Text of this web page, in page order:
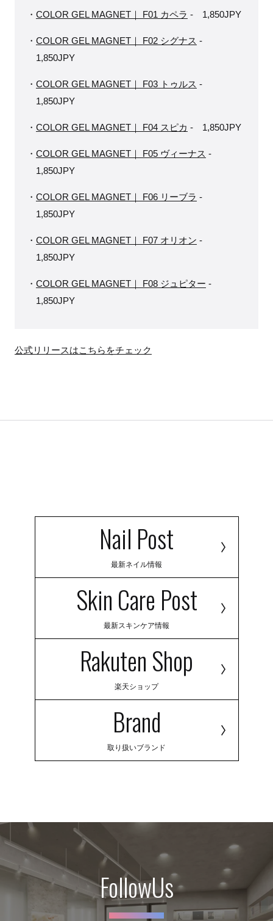
COLOR GEL MAGNET｜ F01 カペラ - 1,850JPY
COLOR GEL MAGNET｜ F02 シグナス -
1,850JPY
COLOR GEL MAGNET｜ F03 トゥルス -
1,850JPY
COLOR GEL MAGNET｜ F04 スピカ - 1,850JPY
COLOR GEL MAGNET｜ F05 ヴィーナス -
1,850JPY
COLOR GEL MAGNET｜ F06 リーブラ -
1,850JPY
COLOR GEL MAGNET｜ F07 オリオン -
1,850JPY
COLOR GEL MAGNET｜ F08 ジュピター -
1,850JPY
公式リリースはこちらをチェック
Nail Post
最新ネイル情報
Skin Care Post
最新スキンケア情報
Rakuten Shop
楽天ショップ
Brand
取り扱いブランド
FollowUs